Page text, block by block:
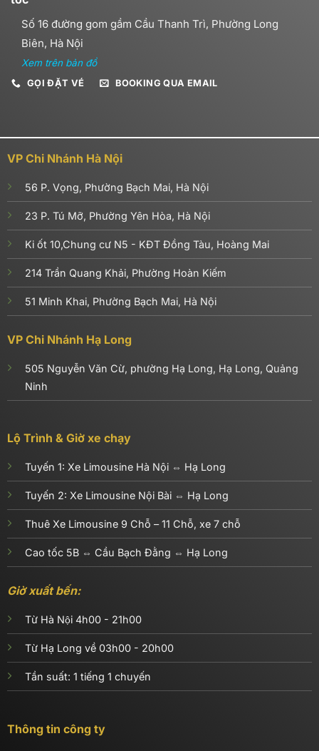
Số 16 đường gom gầm Cầu Thanh Trì, Phường Long
Biên, Hà Nội
Xem trên bản đồ
GỌI ĐẶT VÉ BOOKING QUA EMAIL
VP Chi Nhánh Hà Nội
56 P. Vọng, Phường Bạch Mai, Hà Nội
23 P. Tú Mỡ, Phường Yên Hòa, Hà Nội
Ki ốt 10,Chung cư N5 - KĐT Đồng Tàu, Hoàng Mai
214 Trần Quang Khải, Phường Hoàn Kiếm
51 Minh Khai, Phường Bạch Mai, Hà Nội
VP Chi Nhánh Hạ Long
505 Nguyễn Văn Cừ, phường Hạ Long, Hạ Long, Quảng
Ninh
Lộ Trình & Giờ xe chạy
Tuyến 1: Xe Limousine Hà Nội ⇔ Hạ Long
Tuyến 2: Xe Limousine Nội Bài ⇔ Hạ Long
Thuê Xe Limousine 9 Chỗ – 11 Chỗ, xe 7 chỗ
Cao tốc 5B ⇔ Cầu Bạch Đằng ⇔ Hạ Long
Giờ xuất bến:
Từ Hà Nội 4h00 - 21h00
Từ Hạ Long về 03h00 - 20h00
Tần suất: 1 tiếng 1 chuyến
Thông tin công ty